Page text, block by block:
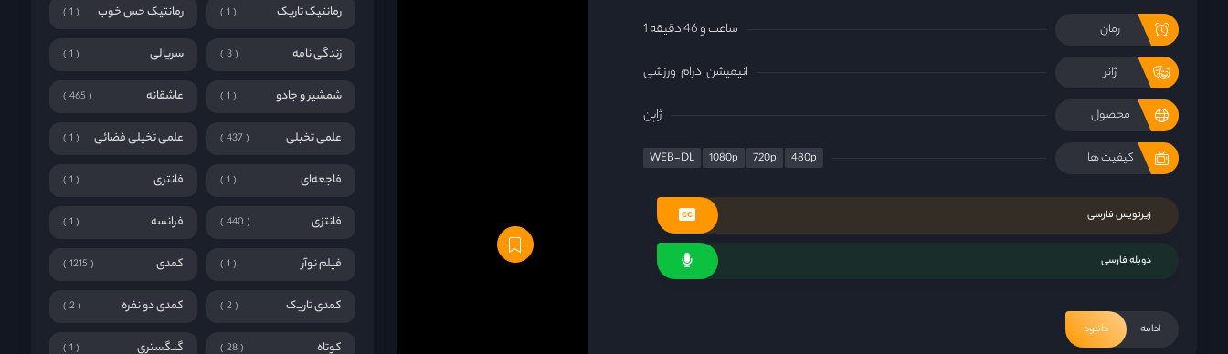
زمان 1 ساعت و 46 دقیقه
ژانر انیمیشن درام ورزشی
محصول ژاپن
کیفیت ها WEB-DL 1080p 720p 480p
زیرنویس فارسی
دوبله فارسی
ادامه دانلود
رمانتیک تاریک 1 رمانتیک حس خوب 1
زندگی نامه 3 سریالی 1
شمشیر و جادو 1 عاشقانه 465
علمی تخیلی 437 علمی تخیلی فضائی 1
فاجعه‌ای 1 فانتری 1
فانتزی 440 فرانسه 1
فیلم نوآر 1 کمدی 1215
کمدی تاریک 2 کمدی دو نفره 2
کوتاه 28 گنگستری 1